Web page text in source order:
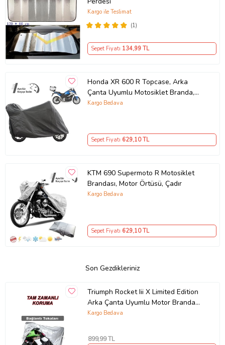
(1)
Kargo ile Teslimat
Sepet Fiyatı 134,99 TL
Honda XR 600 R Topcase, Arka
Çanta Uyumlu Motosiklet Branda,
Motor Örtüsü , Çadır
Kargo Bedava
Sepet Fiyatı 629,10 TL
KTM 690 Supermoto R Motosiklet
Brandası, Motor Örtüsü, Çadır
Kargo Bedava
Sepet Fiyatı 629,10 TL
Son Gezdikleriniz
Triumph Rocket Iii X Limited Edition
Arka Çanta Uyumlu Motor Branda
Örtü Koruma Gri
Kargo Bedava
899,99 TL